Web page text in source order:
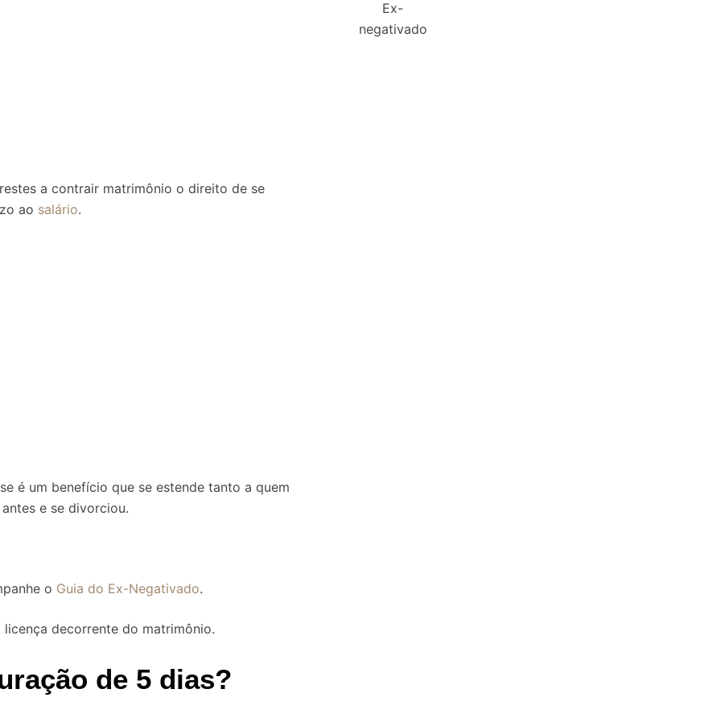
a contrair matrimônio o direito de se
ao salário.
é um benefício que se estende tanto a quem
e se divorciou.
o Guia do Ex-Negativado.
decorrente do matrimônio.
de 5 dias?